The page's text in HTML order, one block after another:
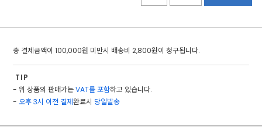
총 결제금액이 100,000원 미만시 배송비 2,800원이 청구됩니다.
TIP
- 위 상품의 판매가는VAT를 포함하고 있습니다.
-오후 3시 이전 결제완료시 당일발송